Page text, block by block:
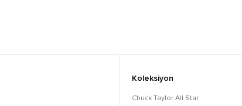
Koleksiyon
Chuck Taylor All Star